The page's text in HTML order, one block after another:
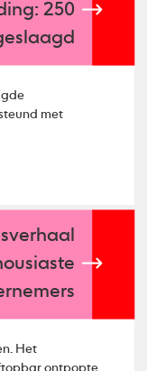
250
met
Het
ontpopte